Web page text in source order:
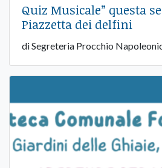
Quiz Musicale” questa
Piazzetta dei delfini
di Segreteria Procchio